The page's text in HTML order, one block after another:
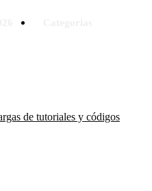
de tutoriales y códigos